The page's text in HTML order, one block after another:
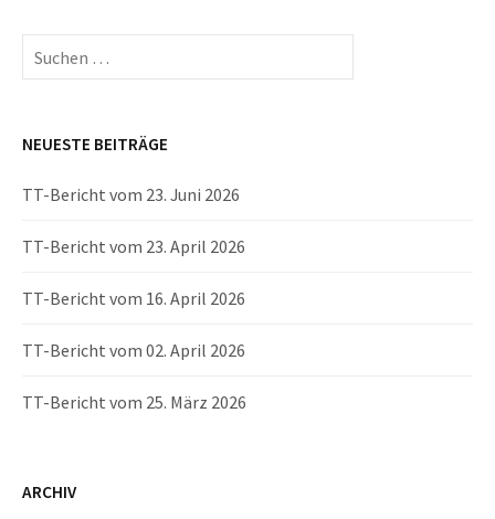
Suchen
nach:
NEUESTE BEITRÄGE
TT-Bericht vom 23. Juni 2026
TT-Bericht vom 23. April 2026
TT-Bericht vom 16. April 2026
TT-Bericht vom 02. April 2026
TT-Bericht vom 25. März 2026
ARCHIV